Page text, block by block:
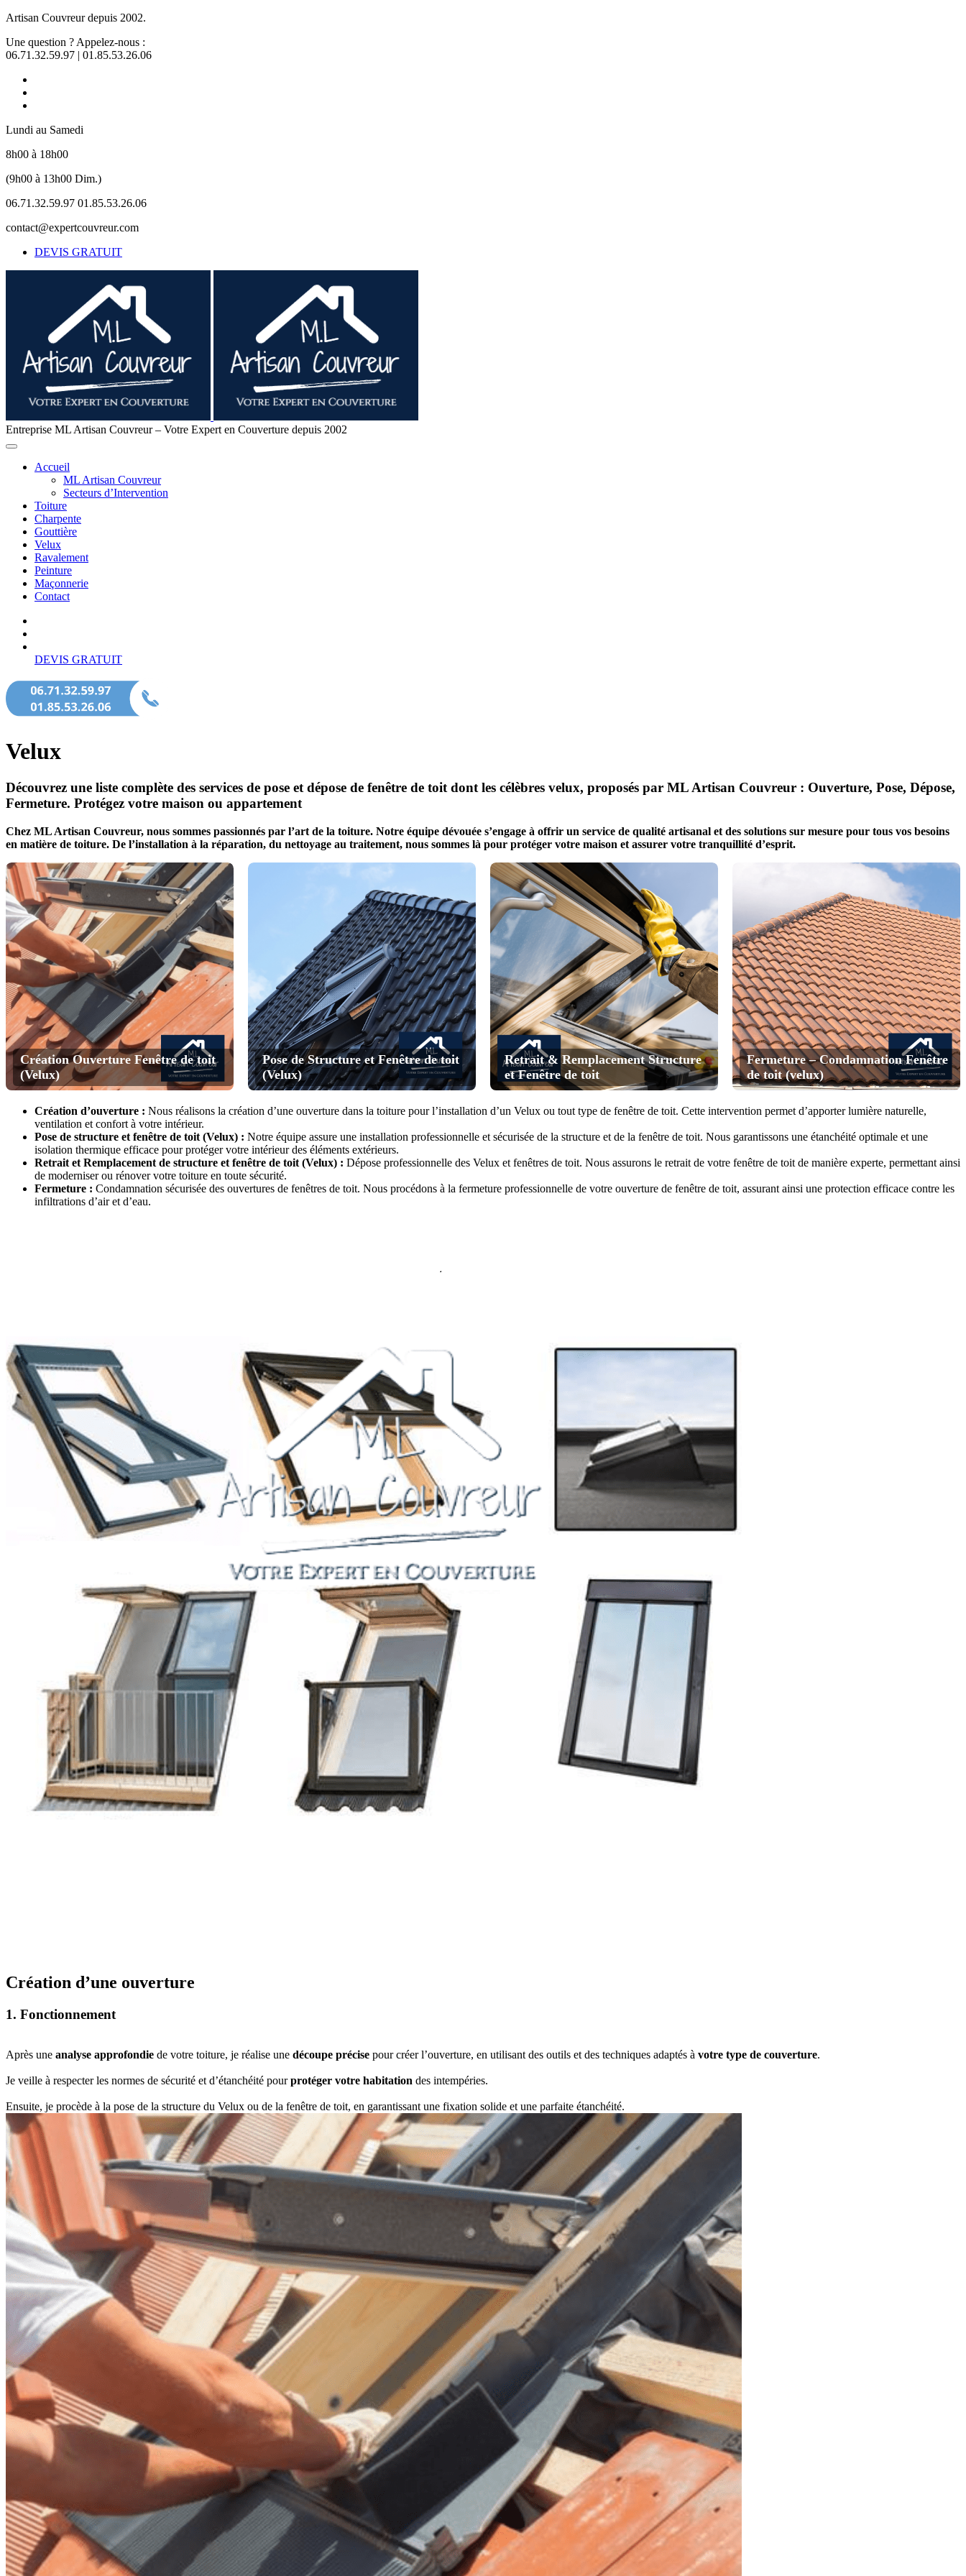
Artisan Couvreur depuis 2002.
Une question ? Appelez-nous :
06.71.32.59.97 | 01.85.53.26.06
Lundi au Samedi
8h00 à 18h00
(9h00 à 13h00 Dim.)
06.71.32.59.97 01.85.53.26.06
contact@expertcouvreur.com
DEVIS GRATUIT
Entreprise ML Artisan Couvreur – Votre Expert en Couverture depuis 2002
Accueil
ML Artisan Couvreur
Secteurs d’Intervention
Toiture
Charpente
Gouttière
Velux
Ravalement
Peinture
Maçonnerie
Contact
DEVIS GRATUIT
Velux
Découvrez une liste complète des services de pose et dépose de fenêtre de toit dont les célèbres velux, proposés par ML Artisan Couvreur : Ouverture, Pose, Dépose,
Fermeture. Protégez votre maison ou appartement
Chez ML Artisan Couvreur, nous sommes passionnés par l’art de la toiture. Notre équipe dévouée s’engage à offrir un service de qualité artisanal et des solutions sur mesure pour tous vos besoins
en matière de toiture. De l’installation à la réparation, du nettoyage au traitement, nous sommes là pour protéger votre maison et assurer votre tranquillité d’esprit.
Création Ouverture Fenêtre de toit
(Velux)
Pose de Structure et Fenêtre de toit
(Velux)
Retrait & Remplacement Structure
et Fenêtre de toit
Fermeture – Condamnation Fenêtre
de toit (velux)
Création d’ouverture : Nous réalisons la création d’une ouverture dans la toiture pour l’installation d’un Velux ou tout type de fenêtre de toit. Cette intervention permet d’apporter lumière naturelle,
ventilation et confort à votre intérieur.
Pose de structure et fenêtre de toit (Velux) : Notre équipe assure une installation professionnelle et sécurisée de la structure et de la fenêtre de toit. Nous garantissons une étanchéité optimale et une
isolation thermique efficace pour protéger votre intérieur des éléments extérieurs.
Retrait et Remplacement de structure et fenêtre de toit (Velux) : Dépose professionnelle des Velux et fenêtres de toit. Nous assurons le retrait de votre fenêtre de toit de manière experte, permettant ainsi
de moderniser ou rénover votre toiture en toute sécurité.
Fermeture : Condamnation sécurisée des ouvertures de fenêtres de toit. Nous procédons à la fermeture professionnelle de votre ouverture de fenêtre de toit, assurant ainsi une protection efficace contre les
infiltrations d’air et d’eau.
Création d’une ouverture
1. Fonctionnement
Après une analyse approfondie de votre toiture, je réalise une découpe précise pour créer l’ouverture, en utilisant des outils et des techniques adaptés à votre type de couverture.
Je veille à respecter les normes de sécurité et d’étanchéité pourprotéger votre habitation des intempéries.
Ensuite, je procède à la pose de la structure du Velux ou de la fenêtre de toit, en garantissant une fixation solide et une parfaite étanchéité.